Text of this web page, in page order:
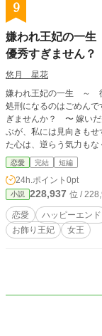
9
嫌われ王妃の一
優秀すぎません
悠月 星花
嫌われ王妃の一生 ～
処刑になるのはごめん
ぎませんか？ 〜 嫁いだ先の小国の王妃となった私リリアーナ。 陛下と夫を呼
ぶが、私には見向きも
た心は、逆らう気力もなく項垂れ、
の部屋で姉に起こされ目
には先の小国へ嫁ぐこ
恋愛 完結 短編
24h.ポイント 0pt
小説 228,937 位 /
恋愛 ハッピーエンド
お飾り王妃
女王